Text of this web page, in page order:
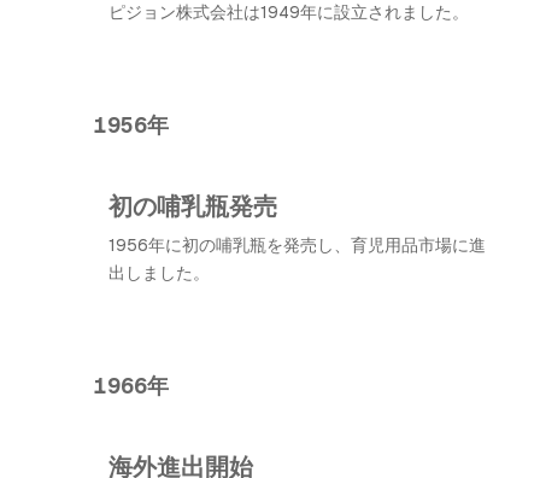
ピジョン株式会社は1949年に設立されました。
1956年
初の哺乳瓶発売
1956年に初の哺乳瓶を発売し、育児用品市場に進
出しました。
1966年
海外進出開始